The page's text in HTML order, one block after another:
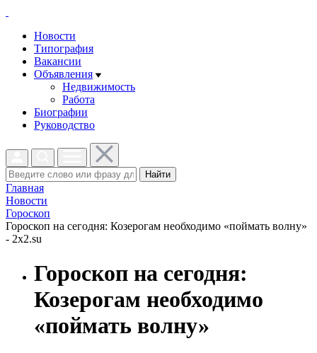
Новости
Типография
Вакансии
Объявления
Недвижимость
Работа
Биографии
Руководство
Найти
Главная
Новости
Гороскоп
Гороскоп на сегодня: Козерогам необходимо «поймать волну»
- 2x2.su
Гороскоп на сегодня:
Козерогам необходимо
«поймать волну»